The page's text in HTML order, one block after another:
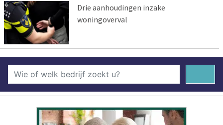
Drie aanhoudingen inzake
woningoverval